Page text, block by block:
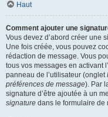
Haut
Comment ajouter une
Vous devez d’abord créer une
Une fois créée, vous pouvez
rédaction de message. Vous
tous vos messages en activant
panneau de l’utilisateur (onglet
préférences de message). Par
signature d’être ajoutée à un
signature dans le formulaire de